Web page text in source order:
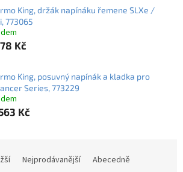
King, držák napínáku řemene SLXe /
773065
Kč
King, posuvný napínák a kladka pro
Series, 773229
Kč
Nejprodávanější Abecedně